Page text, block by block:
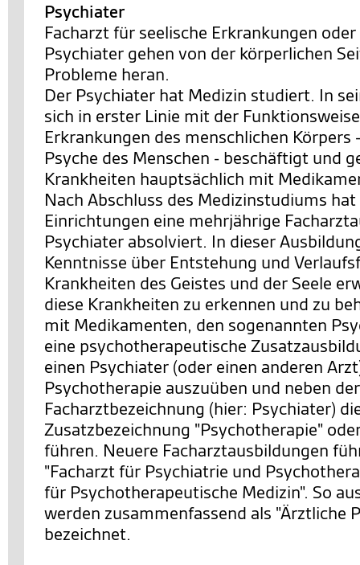
Psychiater
Facharzt für seelische Erkrankungen
Psychiater gehen von der körperlichen
Probleme heran.
Der Psychiater hat Medizin studiert. In
sich in erster Linie mit der
Erkrankungen des menschlichen Körpers
Psyche des Menschen - beschäftigt und
Krankheiten hauptsächlich mit
Nach Abschluss des Medizinstudiums
Einrichtungen eine mehrjährige
Psychiater absolviert. In dieser
Kenntnisse über Entstehung und
Krankheiten des Geistes und der Seele
diese Krankheiten zu erkennen und zu
mit Medikamenten, den sogenannten
eine psychotherapeutische
einen Psychiater (oder einen anderen
Psychotherapie auszuüben und neben der
Facharztbezeichnung (hier: Psychiater)
Zusatzbezeichnung "Psychotherapie"
führen. Neuere Facharztausbildungen
"Facharzt für Psychiatrie und
für Psychotherapeutische Medizin". So
werden zusammenfassend als "Ärztliche
bezeichnet.